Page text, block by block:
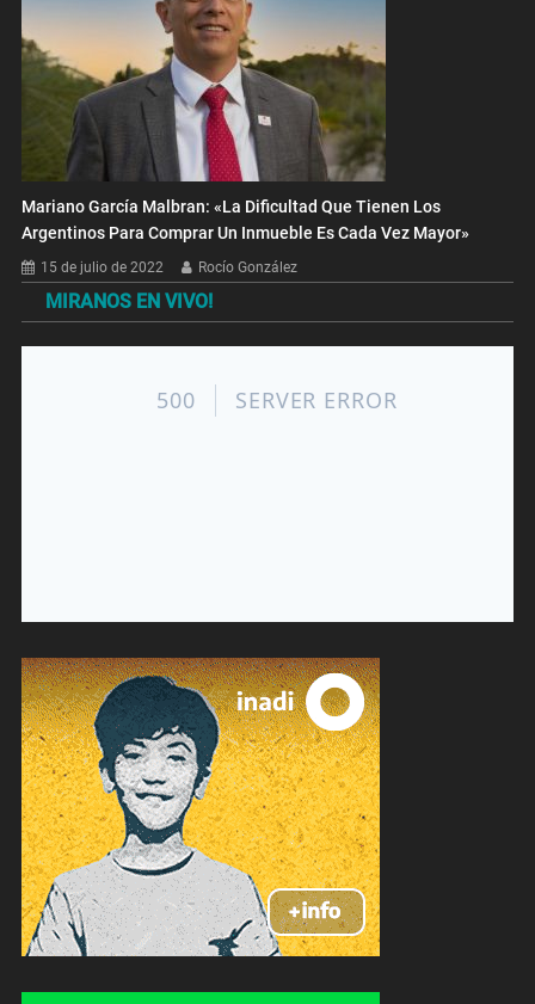
Mariano García Malbran: «La Dificultad Que Tienen Los
Argentinos Para Comprar Un Inmueble Es Cada Vez Mayor»
15 de julio de 2022 Rocío González
MIRANOS EN VIVO!